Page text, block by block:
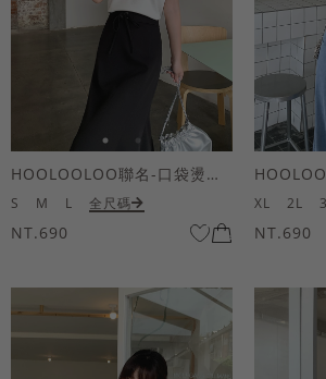
HOOLOOLOO聯名-口袋燙金KUKU熊短袖上衣
S M L 全尺碼
NT.690
XL 2L
NT.690